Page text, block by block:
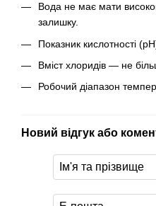
Вода не має мати
залишку.
Показник кислотності
Вміст хлоридів — не
Робочий діапазон
Новий відгук або